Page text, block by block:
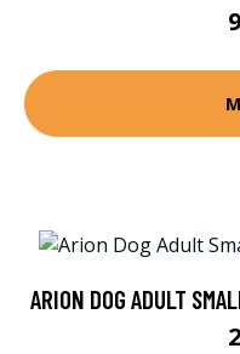
ARION DOG ADULT